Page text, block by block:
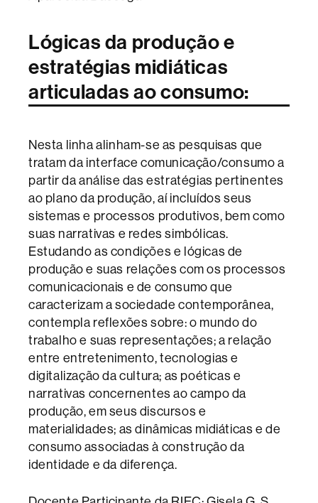
Lógicas da produção e
estratégias midiáticas
articuladas ao consumo:
Nesta linha alinham-se as pesquisas que
tratam da interface comunicação/consumo a
partir da análise das estratégias pertinentes
ao plano da produção, aí incluídos seus
sistemas e processos produtivos, bem como
suas narrativas e redes simbólicas.
Estudando as condições e lógicas de
produção e suas relações com os processos
comunicacionais e de consumo que
caracterizam a sociedade contemporânea,
contempla reflexões sobre: o mundo do
trabalho e suas representações; a relação
entre entretenimento, tecnologias e
digitalização da cultura; as poéticas e
narrativas concernentes ao campo da
produção, em seus discursos e
materialidades; as dinâmicas midiáticas e de
consumo associadas à construção da
identidade e da diferença.